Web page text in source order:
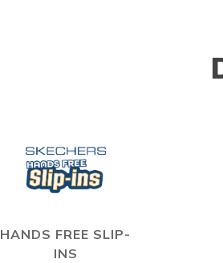
HANDS FREE SLIP-
INS